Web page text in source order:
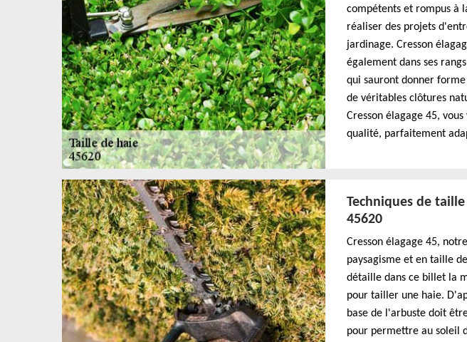
compétents et rompus à
réaliser des projets
jardinage. Cresson
également dans ses
qui sauront donner
de véritables clôtures
Cresson élagage 45,
qualité, parfaitement
Techniques de
45620
Cresson élagage 45,
paysagisme et en taille
détaille dans ce billet la
pour tailler une haie.
base de l'arbuste doit
pour permettre au soleil